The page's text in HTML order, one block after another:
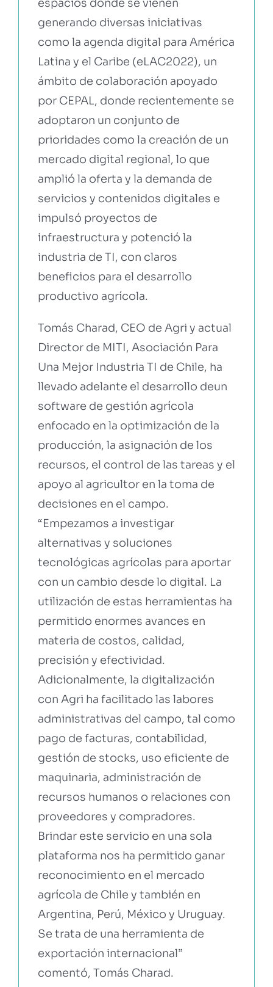
espacios donde se vienen
generando diversas iniciativas
como la agenda digital para América
Latina y el Caribe (eLAC2022), un
ámbito de colaboración apoyado
por CEPAL, donde recientemente se
adoptaron un conjunto de
prioridades como la creación de un
mercado digital regional, lo que
amplió la oferta y la demanda de
servicios y contenidos digitales e
impulsó proyectos de
infraestructura y potenció la
industria de TI, con claros
beneficios para el desarrollo
productivo agrícola.
Tomás Charad, CEO de Agri y actual
Director de MITI, Asociación Para
Una Mejor Industria TI de Chile, ha
llevado adelante el desarrollo deun
software de gestión agrícola
enfocado en la optimización de la
producción, la asignación de los
recursos, el control de las tareas y el
apoyo al agricultor en la toma de
decisiones en el campo.
“Empezamos a investigar
alternativas y soluciones
tecnológicas agrícolas para aportar
con un cambio desde lo digital. La
utilización de estas herramientas ha
permitido enormes avances en
materia de costos, calidad,
precisión y efectividad.
Adicionalmente, la digitalización
con Agri ha facilitado las labores
administrativas del campo, tal como
pago de facturas, contabilidad,
gestión de stocks, uso eficiente de
maquinaria, administración de
recursos humanos o relaciones con
proveedores y compradores.
Brindar este servicio en una sola
plataforma nos ha permitido ganar
reconocimiento en el mercado
agrícola de Chile y también en
Argentina, Perú, México y Uruguay.
Se trata de una herramienta de
exportación internacional”
comentó, Tomás Charad.